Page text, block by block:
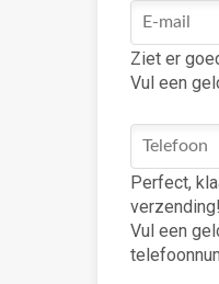
Ziet er
Vul een
Perfect,
verzending!
Vul een